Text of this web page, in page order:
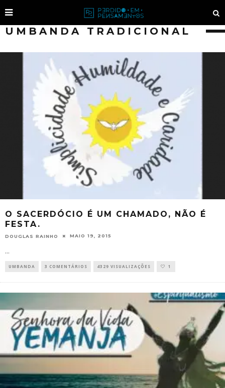
UMBANDA TRADICIONAL
O SACERDÓCIO É UM CHAMADO, NÃO É
FESTA.
DOUGLAS RAINHO MAIO 19, 2015
...
UMBANDA 3 COMENTÁRIOS 4329 VISUALIZAÇÕES 1